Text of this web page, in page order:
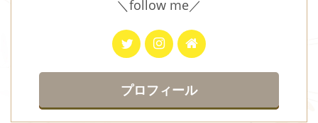
＼follow me／
プロフィール